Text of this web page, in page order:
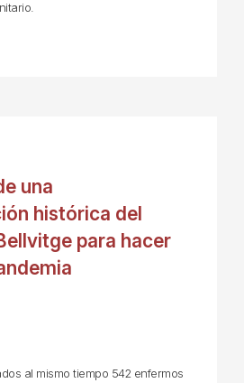
una
histórica del
para hacer
al mismo tiempo 542 enfermos